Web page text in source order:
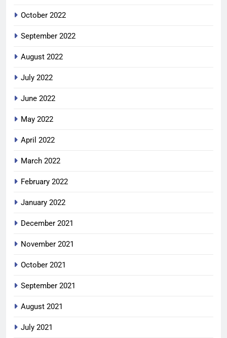
October 2022
September 2022
August 2022
July 2022
June 2022
May 2022
April 2022
March 2022
February 2022
January 2022
December 2021
November 2021
October 2021
September 2021
August 2021
July 2021